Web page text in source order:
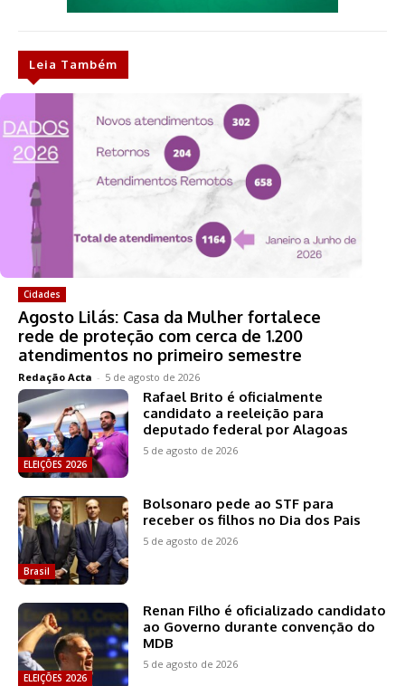
Leia Também
Cidades
Agosto Lilás: Casa da Mulher fortalece
rede de proteção com cerca de 1.200
atendimentos no primeiro semestre
Redação Acta - 5 de agosto de 2026
ELEIÇÕES 2026
Rafael Brito é oficialmente
candidato a reeleição para
deputado federal por Alagoas
5 de agosto de 2026
Brasil
Bolsonaro pede ao STF para
receber os filhos no Dia dos Pais
5 de agosto de 2026
ELEIÇÕES 2026
Renan Filho é oficializado candidato
ao Governo durante convenção do
MDB
5 de agosto de 2026